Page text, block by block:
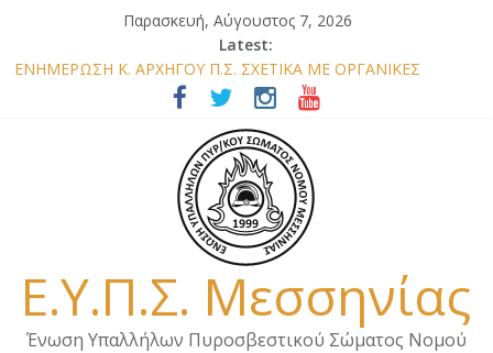
Παρασκευή, Αύγουστος 7, 2026
Latest:
ΕΝΗΜΕΡΩΣΗ Κ. ΑΡΧΗΓΟΥ Π.Σ. ΣΧΕΤΙΚΑ ΜΕ ΟΡΓΑΝΙΚΕΣ
ΘΕΣΕΙΣ ΝΟΜΟΥ ΜΕΣΣΗΝΙΑΣ 2026
ΕΝΗΜΕΡΩΣΗ ΜΕΛΩΝ – ΕΠΙΣΚΕΨΗ ΕΝΩΣΗΣ ΣΕ ΥΠΗΡΕΣΙΕΣ ΚΑΙ
ΚΛΙΜΑΚΙΑ ΤΟΥ ΝΟΜΟΥ ΜΑΣ
ΕΝΗΜΕΡΩΣΗ ΜΕΛΩΝ ΓΙΑ ΕΠΙΣΚΕΨΕΙΣ ΣΩΜΑΤΕΙΟΥ
ΕΝΗΜΕΡΩΣΗ ΜΕΛΩΝ – ΕΠΙΣΚΕΨΗ ΣΤΗΝ Π.Υ. Α/Δ ΚΑΛΑΜΑΤΑΣ
ΕΠΙΣΤΟΛΗ ΓΙΑ ΣΧΕΔΙΟ ΔΑΣΩΝ 2026
Ε.Υ.Π.Σ. Μεσσηνίας
Ένωση Υπαλλήλων Πυροσβεστικού Σώματος Νομού